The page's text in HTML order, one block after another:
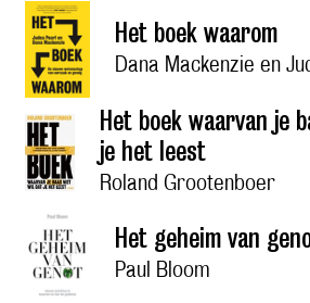
Het boek waarom
Dana Mackenzie en
Het boek waarvan je
je het leest
Roland Grootenboer
Het geheim van
Paul Bloom